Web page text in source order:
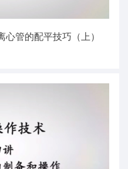
管的配平技巧（上）